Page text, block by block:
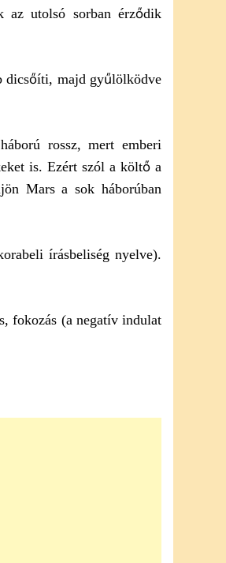
az utolsó sorban érződik
dicsőíti, majd gyűlölködve
rossz, mert emberi
is. Ezért szól a költő a
Mars a sok háborúban
írásbeliség nyelve).
fokozás (a negatív indulat